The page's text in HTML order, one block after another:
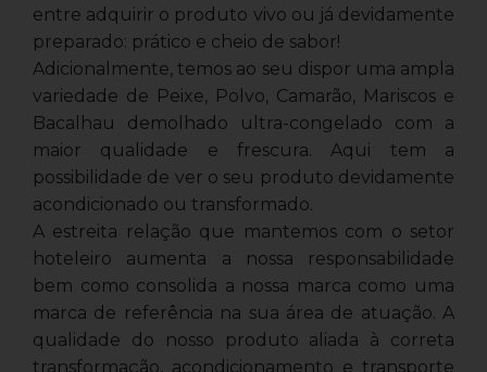
entre adquirir o produto vivo ou já devidamente
preparado: prático e cheio de sabor!
Adicionalmente, temos ao seu dispor uma ampla
variedade de Peixe, Polvo, Camarão, Mariscos e
Bacalhau demolhado ultra-congelado com a
maior qualidade e frescura. Aqui tem a
possibilidade de ver o seu produto devidamente
acondicionado ou transformado.
A estreita relação que mantemos com o setor
hoteleiro aumenta a nossa responsabilidade
bem como consolida a nossa marca como uma
marca de referência na sua área de atuação. A
qualidade do nosso produto aliada à correta
transformação, acondicionamento e transporte